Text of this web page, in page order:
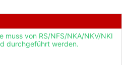
muss von RS/NFS/NKA/NKV/NKI
durchgeführt werden.